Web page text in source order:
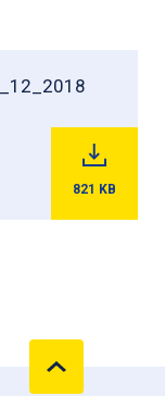
821 KB